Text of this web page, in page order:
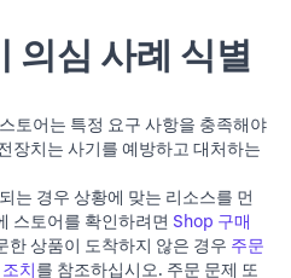
의심 사례 식별
토어는 특정 요구 사항을 충족해야
장치는 사기를 예방하고 대처하는
는 경우 상황에 맞는 리소스를 먼
스토어를 확인하려면 Shop 구매
한 상품이 도착하지 않은 경우 주문
치를 참조하십시오. 주문 문제 또